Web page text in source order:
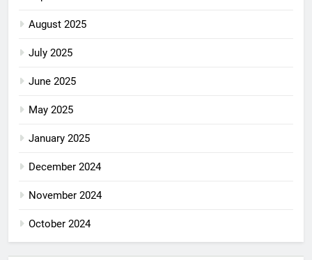
August 2025
July 2025
June 2025
May 2025
January 2025
December 2024
November 2024
October 2024